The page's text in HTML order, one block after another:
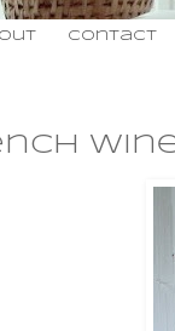
contact